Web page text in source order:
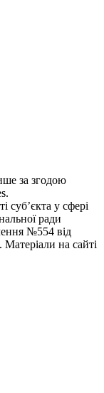
за згодою
у сфері
ради
№554 від
на сайті